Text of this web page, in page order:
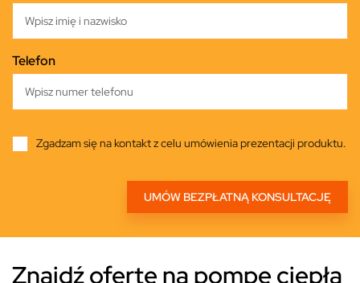
Telefon
Zgadzam się na kontakt z celu umówienia prezentacji produktu.
Znajdź ofertę na pompę ciepła